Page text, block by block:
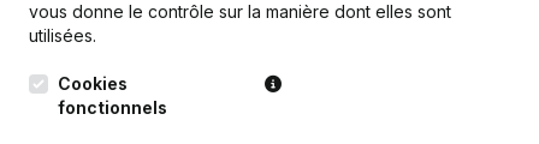
23-08-2023
Siège Social - Demissions -
vous donne le contrôle sur la manière dont elles sont
utilisées.
Cookies
fonctionnels